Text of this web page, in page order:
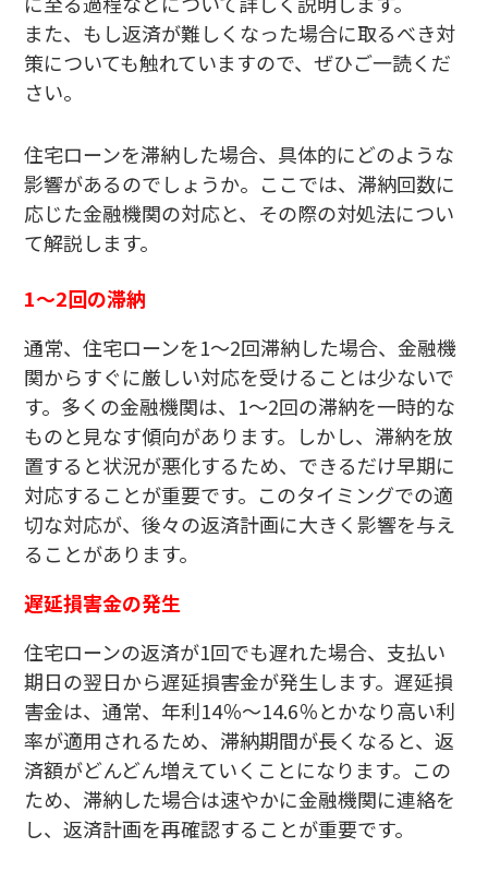
また、もし返済が難しくなった場合に取るべき対
策についても触れていますので、ぜひご一読くだ
さい。
住宅ローンを滞納した場合、具体的にどのような
影響があるのでしょうか。ここでは、滞納回数に
応じた金融機関の対応と、その際の対処法につい
て解説します。
1〜2回の滞納
通常、住宅ローンを1〜2回滞納した場合、金融機
関からすぐに厳しい対応を受けることは少ないで
す。多くの金融機関は、1〜2回の滞納を一時的な
ものと見なす傾向があります。しかし、滞納を放
置すると状況が悪化するため、できるだけ早期に
対応することが重要です。このタイミングでの適
切な対応が、後々の返済計画に大きく影響を与え
ることがあります。
遅延損害金の発生
住宅ローンの返済が1回でも遅れた場合、支払い
期日の翌日から遅延損害金が発生します。遅延損
害金は、通常、年利14％〜14.6％とかなり高い利
率が適用されるため、滞納期間が長くなると、返
済額がどんどん増えていくことになります。この
ため、滞納した場合は速やかに金融機関に連絡を
し、返済計画を再確認することが重要です。